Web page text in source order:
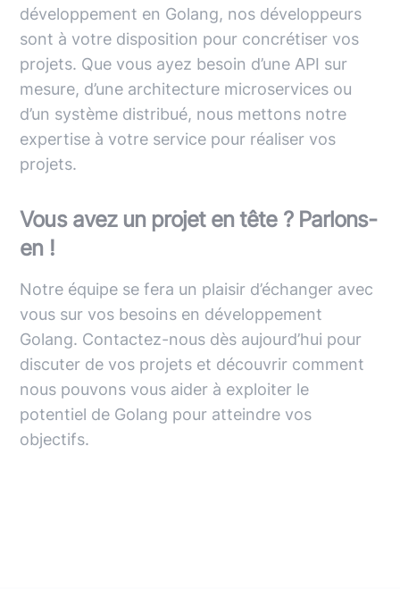
développement en Golang, nos développeurs
sont à votre disposition pour concrétiser vos
projets. Que vous ayez besoin d’une API sur
mesure, d’une architecture microservices ou
d’un système distribué, nous mettons notre
expertise à votre service pour réaliser vos
projets.
Vous avez un projet en tête ? Parlons-
en !
Notre équipe se fera un plaisir d’échanger avec
vous sur vos besoins en développement
Golang. Contactez-nous dès aujourd’hui pour
discuter de vos projets et découvrir comment
nous pouvons vous aider à exploiter le
potentiel de Golang pour atteindre vos
objectifs.